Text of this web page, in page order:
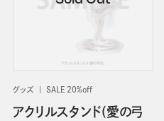
グッズ SALE 20%off
アクリルスタンド(愛の弓